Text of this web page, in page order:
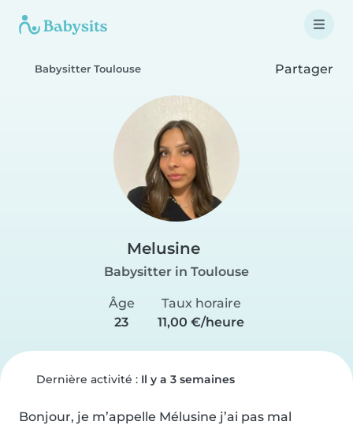
Babysitter Toulouse Partager
Melusine
Babysitter in Toulouse
Âge
23
Taux horaire
11,00 €/heure
Dernière activité : Il y a 3 semaines
Bonjour, je m’appelle Mélusine j’ai pas mal